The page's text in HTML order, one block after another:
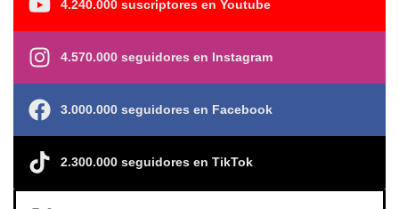
4.240.000 suscriptores en Youtube
4.570.000 seguidores en Instagram
3.000.000 seguidores en Facebook
2.300.000 seguidores en TikTok